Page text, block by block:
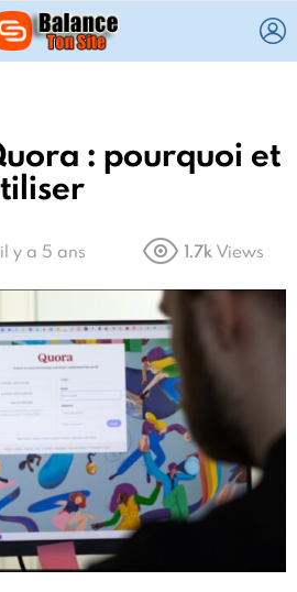
: pourquoi et
il y a 5 ans 1.7k Views